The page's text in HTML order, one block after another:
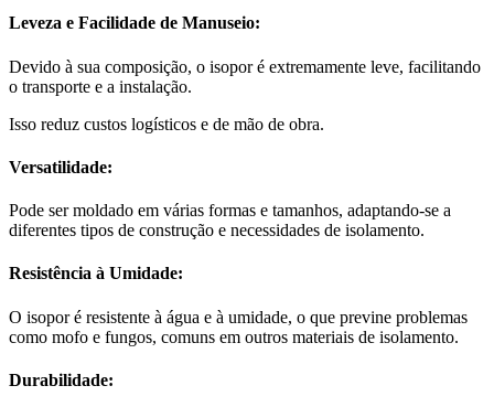
Leveza e Facilidade de Manuseio:
Devido à sua composição, o isopor é extremamente leve, facilitando
o transporte e a instalação.
Isso reduz custos logísticos e de mão de obra.
Versatilidade:
Pode ser moldado em várias formas e tamanhos, adaptando-se a
diferentes tipos de construção e necessidades de isolamento.
Resistência à Umidade:
O isopor é resistente à água e à umidade, o que previne problemas
como mofo e fungos, comuns em outros materiais de isolamento.
Durabilidade: